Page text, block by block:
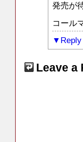
発売が
コール
Reply
Leave a